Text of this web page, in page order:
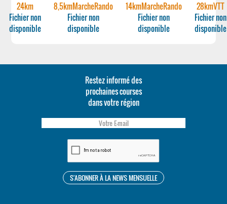
24km
Fichier non
disponible
8,5kmMarcheRando
Fichier non
disponible
14kmMarcheRando
Fichier non
disponible
28kmVTT
Fichier non
disponible
Restez informé des
prochaines courses
dans votre région